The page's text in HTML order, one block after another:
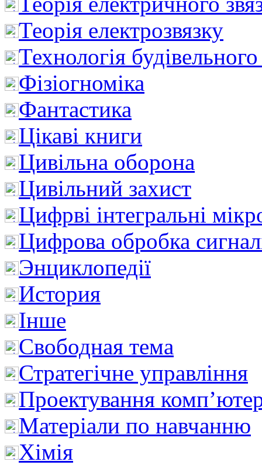
Теорія електрозвязку
Технологія
Фізіогноміка
Фантастика
Цікаві книги
Цивільна оборона
Цивільний захист
Цифрві інтегральні
Цифрова обробка
Энциклопедії
История
Інше
Свободная тема
Стратегічне управління
Проектування
Матеріали по навчанню
Хімія